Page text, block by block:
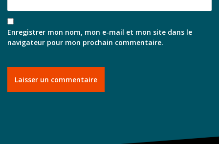
Enregistrer mon nom, mon e-mail et mon site dans le
navigateur pour mon prochain commentaire.